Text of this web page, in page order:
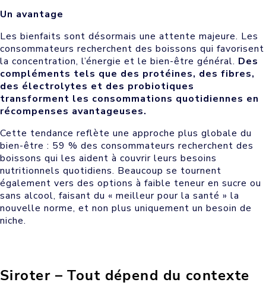
Un avantage
Les bienfaits sont désormais une attente majeure. Les
consommateurs recherchent des boissons qui favorisent
la concentration, l’énergie et le bien-être général. Des
compléments tels que des protéines, des fibres,
des électrolytes et des probiotiques
transforment les consommations quotidiennes en
récompenses avantageuses.
Cette tendance reflète une approche plus globale du
bien-être : 59 % des consommateurs recherchent des
boissons qui les aident à couvrir leurs besoins
nutritionnels quotidiens. Beaucoup se tournent
également vers des options à faible teneur en sucre ou
sans alcool, faisant du « meilleur pour la santé » la
nouvelle norme, et non plus uniquement un besoin de
niche.
Siroter – Tout dépend du contexte